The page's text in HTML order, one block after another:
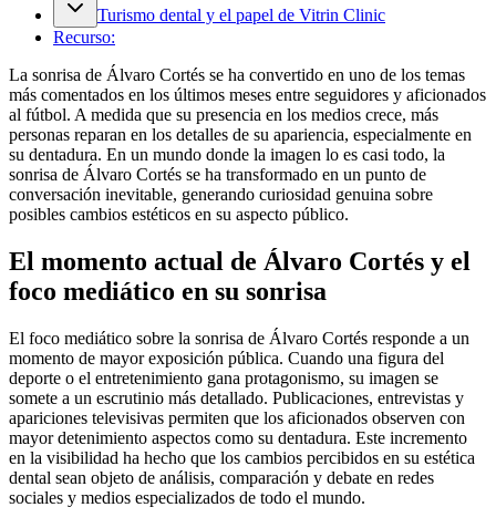
Turismo dental y el papel de Vitrin Clinic
Recurso:
La sonrisa de Álvaro Cortés se ha convertido en uno de los temas
más comentados en los últimos meses entre seguidores y aficionados
al fútbol. A medida que su presencia en los medios crece, más
personas reparan en los detalles de su apariencia, especialmente en
su dentadura. En un mundo donde la imagen lo es casi todo, la
sonrisa de Álvaro Cortés se ha transformado en un punto de
conversación inevitable, generando curiosidad genuina sobre
posibles cambios estéticos en su aspecto público.
El momento actual de Álvaro Cortés y el
foco mediático en su sonrisa
El foco mediático sobre la sonrisa de Álvaro Cortés responde a un
momento de mayor exposición pública. Cuando una figura del
deporte o el entretenimiento gana protagonismo, su imagen se
somete a un escrutinio más detallado. Publicaciones, entrevistas y
apariciones televisivas permiten que los aficionados observen con
mayor detenimiento aspectos como su dentadura. Este incremento
en la visibilidad ha hecho que los cambios percibidos en su estética
dental sean objeto de análisis, comparación y debate en redes
sociales y medios especializados de todo el mundo.